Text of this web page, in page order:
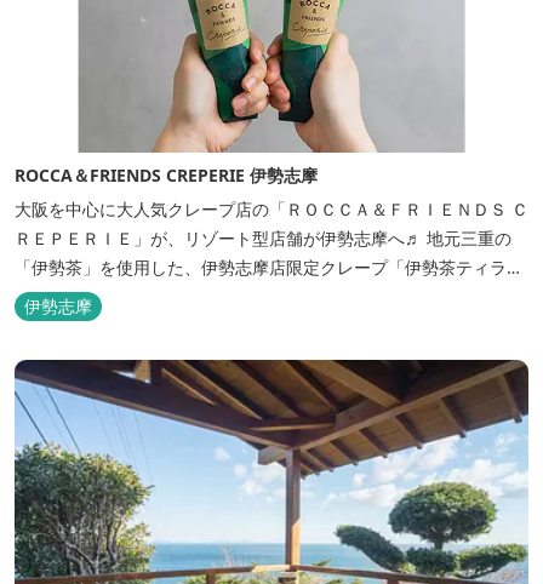
ROCCA＆FRIENDS CREPERIE 伊勢志摩
大阪を中心に大人気クレープ店の「ＲＯＣＣＡ＆ＦＲＩＥＮＤＳ Ｃ
ＲＥＰＥＲＩＥ」が、リゾート型店舗が伊勢志摩へ♬ 地元三重の
「伊勢茶」を使用した、伊勢志摩店限定クレープ「伊勢茶ティラミ
ス」をはじめ、まるで「パフェ」のような創作クレープを味わえま
す。 また季節に合わせて、期間限定クレープやドリンク種類も豊富
ですので、伊勢志摩旅行の際にはぜひお立ち寄りいただければと思
います。 店舗前のテラス...
伊勢志摩